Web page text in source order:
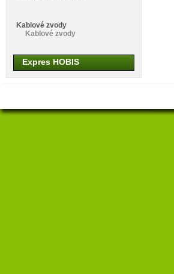
Kablové zvody
Kablové zvody
Expres HOBIS